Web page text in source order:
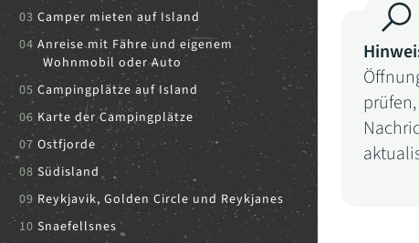
Camper mieten auf Island
Anreise mit Fähre und eigenem
Wohnmobil oder Auto
Campingplätze auf Island
Karte der Campingplätze
Ostfjorde
Südisland
Reykjavik, Golden Circle und Reykjanes
Snaefellsnes